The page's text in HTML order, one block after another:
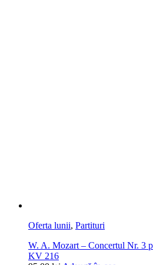
Oferta lunii, Partituri
W. A. Mozart – Concertul Nr. 3
KV 216